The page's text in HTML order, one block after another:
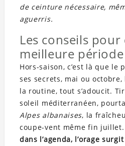
de ceinture nécessaire,
aguerris.
Les conseils
meilleure
Hors-saison, c’est là que le
ses secrets, mai ou
la routine, tout s’adoucit.
soleil méditerranéen,
Alpes albanaises, la
coupe-vent même fin
dans l’agenda, l’orage